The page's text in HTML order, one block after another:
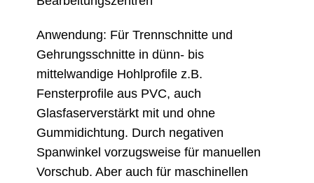
Anwendung: Für Trennschnitte und
Gehrungsschnitte in dünn- bis
mittelwandige Hohlprofile z.B.
Fensterprofile aus PVC, auch
Glasfaserverstärkt mit und ohne
Gummidichtung. Durch negativen
Spanwinkel vorzugsweise für manuellen
Vorschub. Aber auch für maschinellen